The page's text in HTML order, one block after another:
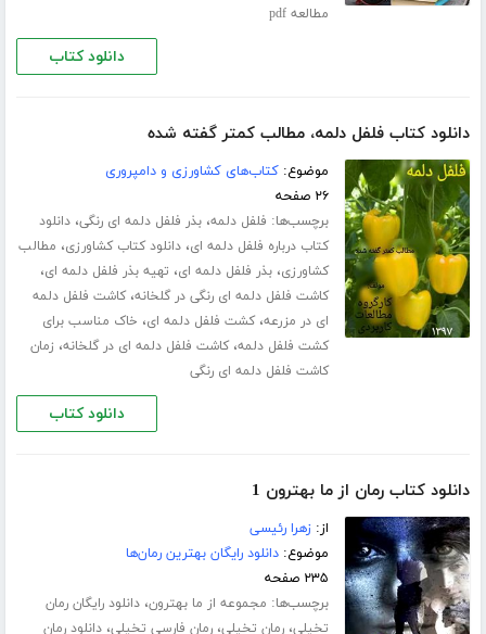
مطالعه pdf
دانلود کتاب
دانلود کتاب فلفل دلمه، مطالب کمتر گفته شده
موضوع:کتاب‌های کشاورزی و دامپروری
۲۶ صفحه
برچسب‌ها: فلفل دلمه،بذر فلفل دلمه ای رنگی،دانلود
کتاب درباره فلفل دلمه ای،دانلود کتاب کشاورزی، مطالب
کشاورزی،بذر فلفل دلمه ای، تهیه بذر فلفل دلمه ای،
کاشت فلفل دلمه ای رنگی در گلخانه،کاشت فلفل دلمه
ای در مزرعه،کشت فلفل دلمه ای، خاک مناسب برای
کشت فلفل دلمه،کاشت فلفل دلمه ای در گلخانه، زمان
کاشت فلفل دلمه ای رنگی
دانلود کتاب
دانلود کتاب رمان از ما بهترون 1
از:زهرا رئیسی
موضوع:دانلود رایگان بهترین رمان‌ها
۲۳۵ صفحه
برچسب‌ها: مجموعه از ما بهترون،دانلود رایگان رمان
تخیلی،رمان تخیلی،رمان فارسی تخیلی،دانلود رمان